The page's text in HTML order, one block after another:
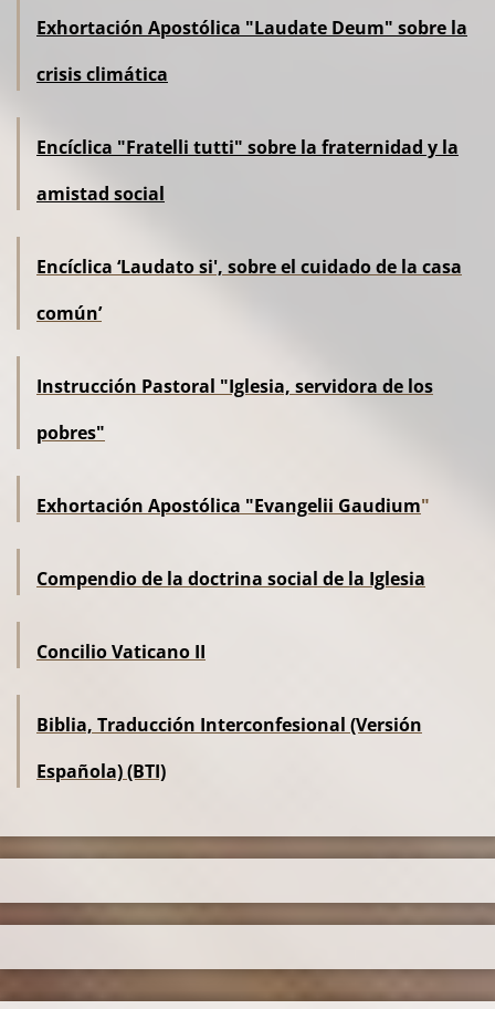
Exhortación Apostólica "Laudate Deum" sobre la
crisis climática
Encíclica "Fratelli tutti" sobre la fraternidad y la
amistad social
Encíclica ‘Laudato si', sobre el cuidado de la casa
común’
Instrucción Pastoral "Iglesia, servidora de los
pobres"
Exhortación Apostólica "Evangelii Gaudium"
Compendio de la doctrina social de la Iglesia
Concilio Vaticano II
Biblia, Traducción Interconfesional (Versión
Española) (BTI)